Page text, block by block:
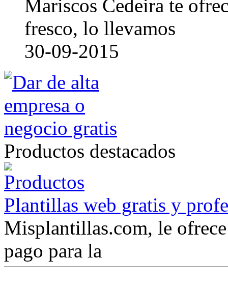
Mariscos Cedeira te
fresco, lo llevamos
30-09-2015
Productos destacados
Plantillas web gratis y
Misplantillas.com, le
pago para la